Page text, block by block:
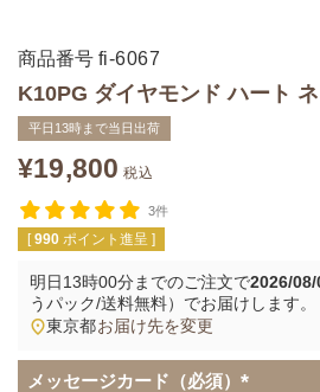
商品番号 fi-6067
K10PG ダイヤモンド ハート
平日13時まで当日出荷
¥19,800 税込
3件
[ 990 ポイント進呈 ]
明日13時00分までのご注文で2026/08/
うパック/送料無料） でお届けします。
東京都お届け先を変更
メッセージカード（必須）